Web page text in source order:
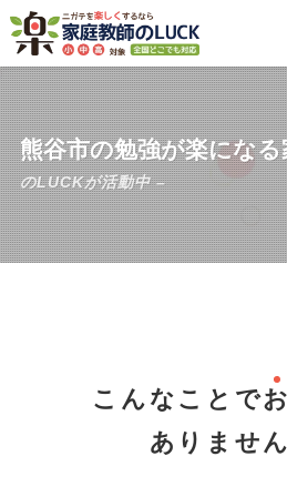
熊谷市の勉強が楽になる
のLUCKが活動中 –
こんなことで
ありませ